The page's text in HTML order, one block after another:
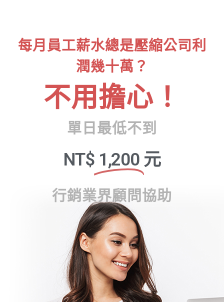
每月員工薪水總是壓縮公司利
潤幾十萬？
不用擔心！
單日最低不到
NT$ 1,200 元
行銷業界顧問協助